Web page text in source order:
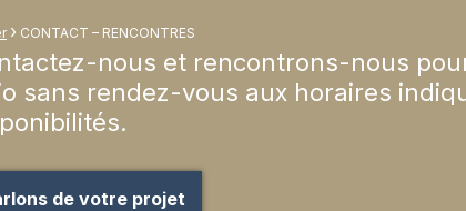
› CONTACT – RENCONTRES
nous et rencontrons-nous
sans rendez-vous aux horaires
de votre projet